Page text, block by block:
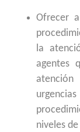
Ofrecer
la
agentes
niveles